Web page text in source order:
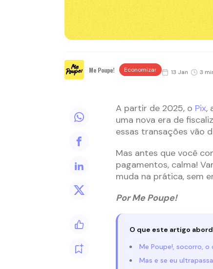
Me Poupe! Economizar 13 Jan 3
A partir de 2025, o Pix,
uma nova era de
essas transações vão
Mas antes que você
pagamentos, calma!
muda na prática, sem
Por Me Poupe!
O que este artigo
Me Poupe!, socorro, o
Mas e se eu